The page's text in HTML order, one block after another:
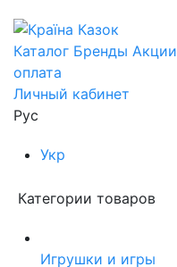
Каталог Бренды Акции
оплата
Личный кабинет
Рус
Укр
Категории товаров
Игрушки и игры